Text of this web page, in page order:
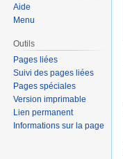
Aide
Menu
Outils
Pages liées
Suivi des pages liées
Pages spéciales
Version imprimable
Lien permanent
Informations sur la page